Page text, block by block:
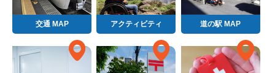
交通 MAP アクティビティ 道の駅 MAP